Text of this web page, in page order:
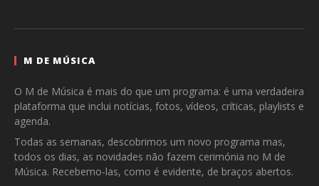
M DE MÚSICA
O M de Música é mais do que um programa: é uma verdadeira
plataforma que inclui notícias, fotos, vídeos, críticas, playlists e
agenda.
Todas as semanas, descobrimos um novo programa mas,
todos os dias, as novidades não fazem cerimónia no M de
Música. Recebemo-las, como é evidente, de braços abertos.